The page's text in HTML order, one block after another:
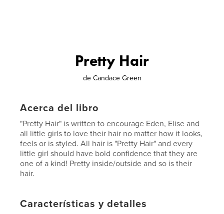
Pretty Hair
de Candace Green
Acerca del libro
"Pretty Hair" is written to encourage Eden, Elise and
all little girls to love their hair no matter how it looks,
feels or is styled. All hair is "Pretty Hair" and every
little girl should have bold confidence that they are
one of a kind! Pretty inside/outside and so is their
hair.
Características y detalles